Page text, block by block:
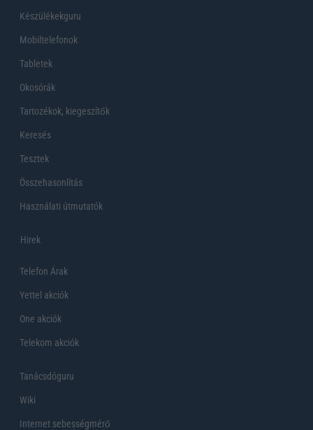
Készülékekguru
Mobiltelefonok
Tabletek
Okosórák
Tartozékok, kiegeszítők
Keresés
Tesztek
Összehasonlítás
Használati útmutatók
Hirek
Telefon Árak
Yettel akciók
One akciók
Telekom akciók
Tanácsdóguru
Wiki
Internet sebességmérő